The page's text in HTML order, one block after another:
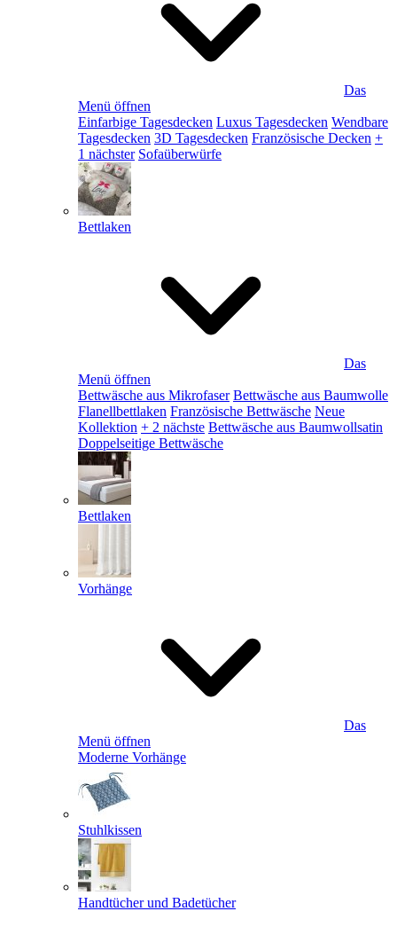
Das
Menü öffnen
Einfarbige Tagesdecken Luxus Tagesdecken Wendbare
Tagesdecken 3D Tagesdecken Französische Decken +
1 nächster Sofaüberwürfe
Bettlaken
Das
Menü öffnen
Bettwäsche aus Mikrofaser Bettwäsche aus Baumwolle
Flanellbettlaken Französische Bettwäsche Neue
Kollektion + 2 nächste Bettwäsche aus Baumwollsatin
Doppelseitige Bettwäsche
Bettlaken
Vorhänge
Das
Menü öffnen
Moderne Vorhänge
Stuhlkissen
Handtücher und Badetücher